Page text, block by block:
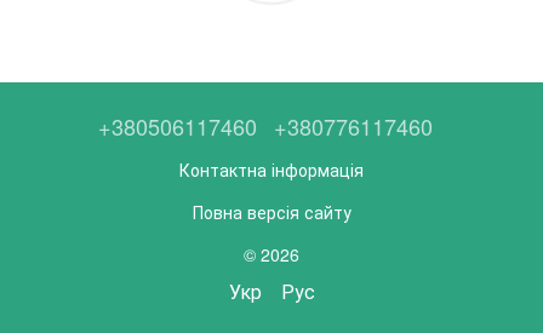
+380506117460 +380776117460
Контактна інформація
Повна версія сайту
© 2026
Укр Рус